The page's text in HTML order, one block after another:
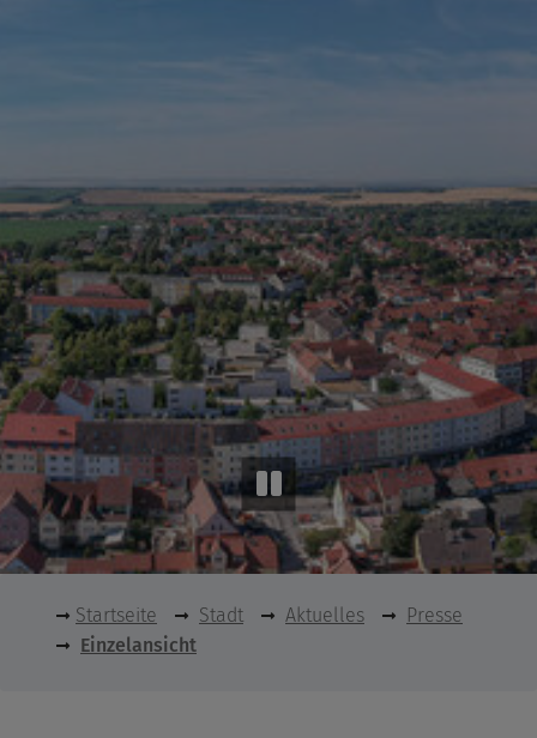
Startseite Stadt Aktuelles
Presse
Einzelansicht